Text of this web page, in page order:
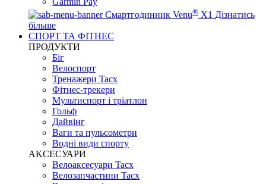
Смартгодинник Venu® X1 Дізнатись
більше
СПОРТ ТА ФІТНЕС
ПРОДУКТИ
Біг
Велоспорт
Тренажери Tacx
Фітнес-трекери
Мультиспорт і тріатлон
Гольф
Дайвінг
Ваги та пульсометри
Водні види спорту
AKCЕСУАРИ
Велоаксесуари Tacx
Велозапчастини Tacx